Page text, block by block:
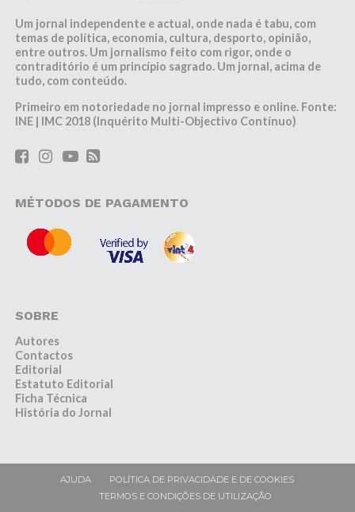
Um jornal independente e actual, onde nada é tabu, com
temas de política, economia, cultura, desporto, opinião,
entre outros. Um jornalismo feito com rigor, onde o
contraditório é um princípio sagrado. Um jornal, acima de
tudo, com conteúdo.
Primeiro em notoriedade no jornal impresso e online. Fonte:
INE | IMC 2018 (Inquérito Multi-Objectivo Contínuo)
MÉTODOS DE PAGAMENTO
SOBRE
Autores
Contactos
Editorial
Estatuto Editorial
Ficha Técnica
História do Jornal
AJUDA
POLÍTICA DE PRIVACIDADE E DE COOKIES
TERMOS E CONDIÇÕES DE UTILIZAÇÃO